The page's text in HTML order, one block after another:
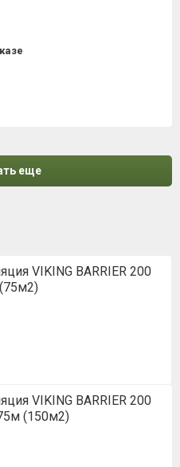
еще
VIKING BARRIER 200
VIKING BARRIER 200
(150м2)